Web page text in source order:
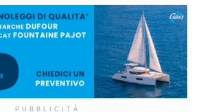
PUBBLICITÀ